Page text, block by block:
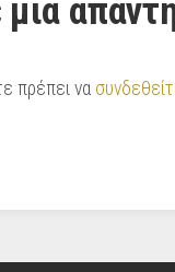
πρέπει να